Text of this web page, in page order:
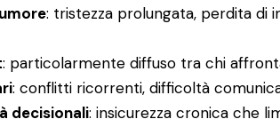
: tristezza prolungata, perdita di
: particolarmente diffuso tra chi
: conflitti ricorrenti, difficoltà
decisionali: insicurezza cronica che